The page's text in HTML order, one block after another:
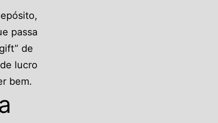
passa
de
lucro
bem.